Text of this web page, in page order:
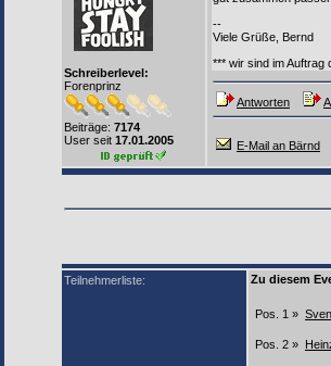
Schreiberlevel:
Forenprinz
Beiträge: 7174
User seit 17.01.2005
--
Viele Grüße, Bernd
*** wir sind im Auftrag
Antworten
E-Mail an Bärnd
Teilnehmerliste: Zu diesem
Pos. 1 »
Pos. 2 »